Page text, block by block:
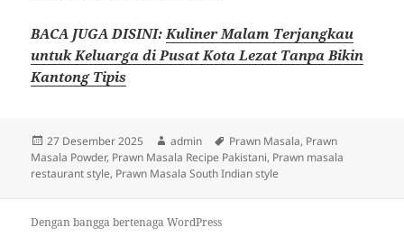
BACA JUGA DISINI: Kuliner Malam Terjangkau
untuk Keluarga di Pusat Kota Lezat Tanpa Bikin
Kantong Tipis
Diposkan
pada
27 Desember 2025 Penulis
admin Tag
Prawn Masala, Prawn
Masala Powder, Prawn Masala Recipe Pakistani, Prawn masala
restaurant style, Prawn Masala South Indian style
Dengan bangga bertenaga WordPress